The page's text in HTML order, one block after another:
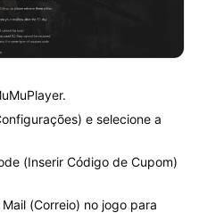
e selecione a
(Inserir Código de Cupom)
(Correio) no jogo para